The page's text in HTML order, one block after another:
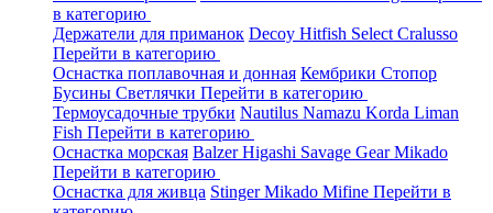
в категорию
Держатели для приманок Decoy Hitfish Select Cralusso
Перейти в категорию
Оснастка поплавочная и донная Кембрики Стопор
Бусины Светлячки Перейти в категорию
Термоусадочные трубки Nautilus Namazu Korda Liman
Fish Перейти в категорию
Оснастка морская BalzerHigashi Savage GearMikado
Перейти в категорию
Оснастка для живца StingerMikado Mifine Перейти в